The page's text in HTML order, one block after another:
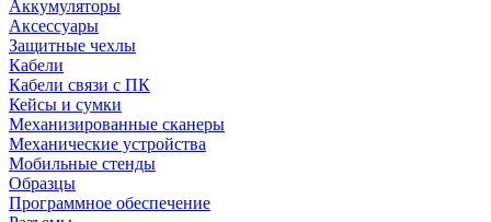
Аккумуляторы
Аксессуары
Защитные чехлы
Кабели
Кабели связи с ПК
Кейсы и сумки
Механизированные сканеры
Механические устройства
Мобильные стенды
Образцы
Программное обеспечение